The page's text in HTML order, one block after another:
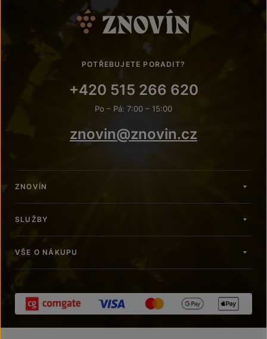
POTŘEBUJETE PORADIT?
+420 515 266 620
Po – Pá: 7:00 – 15:00
znovin@znovin.cz
ZNOVÍN
SLUŽBY
VŠE O NÁKUPU